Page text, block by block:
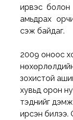
ирвэс болон
амьдрах
үүсэж байдаг.
2009 оноос
зохистой
хувьд орон
тэднийг
ирсэн билээ.